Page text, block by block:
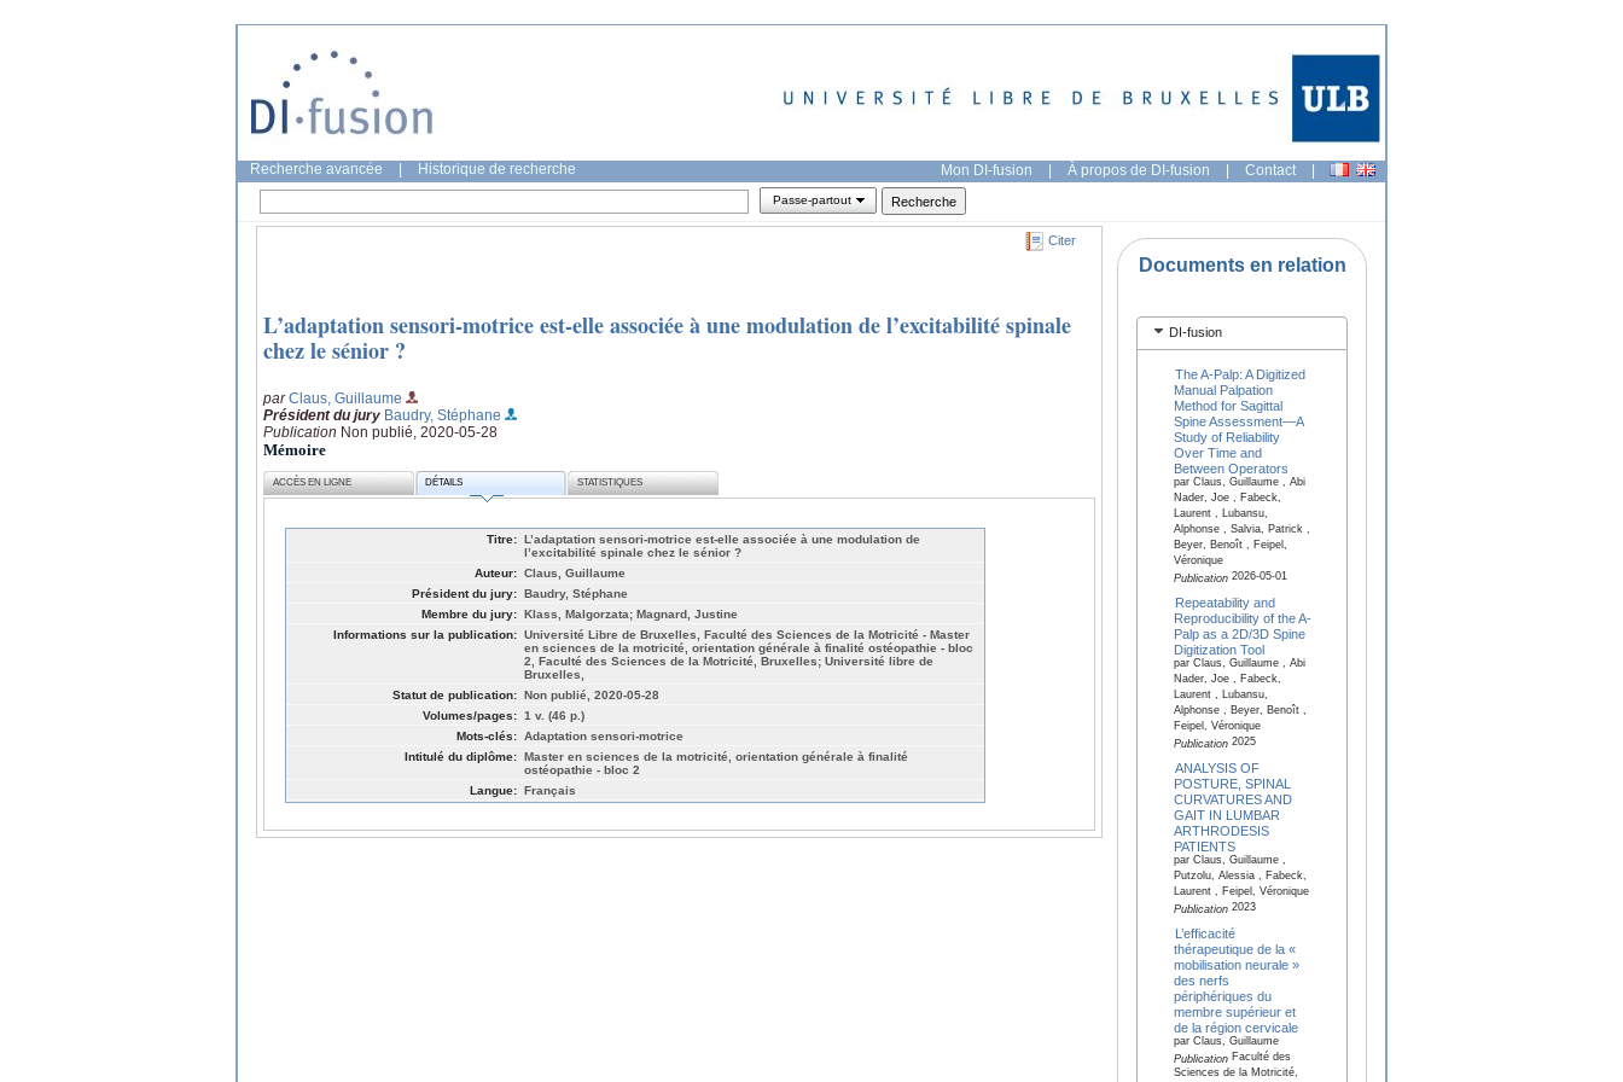
Recherche avancée Historique de recherche Mon DI-fusion | À propos de DI-fusion | Contact |
Passe-partout
Citer
L’adaptation sensori-motrice est-elle associée à une modulation de l’excitabilité spinale
chez le sénior ?
parClaus, Guillaume
Président du jury Baudry, Stéphane
Publication Non publié, 2020-05-28
Mémoire
ACCÈS EN LIGNE DÉTAILS STATISTIQUES
Titre: L’adaptation sensori-motrice est-elle associée à une modulation de
l’excitabilité spinale chez le sénior ?
Auteur: Claus, Guillaume
Président du jury: Baudry, Stéphane
Membre du jury: Klass, Malgorzata; Magnard, Justine
Informations sur la publication: Université Libre de Bruxelles, Faculté des Sciences de la Motricité - Master
en sciences de la motricité, orientation générale à finalité ostéopathie - bloc
2, Faculté des Sciences de la Motricité, Bruxelles; Université libre de
Bruxelles,
Statut de publication: Non publié, 2020-05-28
Volumes/pages: 1 v. (46 p.)
Mots-clés: Adaptation sensori-motrice
Intitulé du diplôme: Master en sciences de la motricité, orientation générale à finalité
ostéopathie - bloc 2
Langue: Français
Documents en relation
DI-fusion
The A-Palp: A Digitized
Manual Palpation
Method for Sagittal
Spine Assessment—A
Study of Reliability
Over Time and
Between Operators
par Claus, Guillaume , Abi
Nader, Joe , Fabeck,
Laurent , Lubansu,
Alphonse , Salvia, Patrick ,
Beyer, Benoît , Feipel,
Véronique
Publication2026-05-01
Repeatability and
Reproducibility of the A-
Palp as a 2D/3D Spine
Digitization Tool
par Claus, Guillaume , Abi
Nader, Joe , Fabeck,
Laurent , Lubansu,
Alphonse , Beyer, Benoît ,
Feipel, Véronique
Publication2025
ANALYSIS OF
POSTURE, SPINAL
CURVATURES AND
GAIT IN LUMBAR
ARTHRODESIS
PATIENTS
par Claus, Guillaume ,
Putzolu, Alessia , Fabeck,
Laurent , Feipel, Véronique
Publication2023
L’efficacité
thérapeutique de la «
mobilisation neurale »
des nerfs
périphériques du
membre supérieur et
de la région cervicale
par Claus, Guillaume
PublicationFaculté des
Sciences de la Motricité,